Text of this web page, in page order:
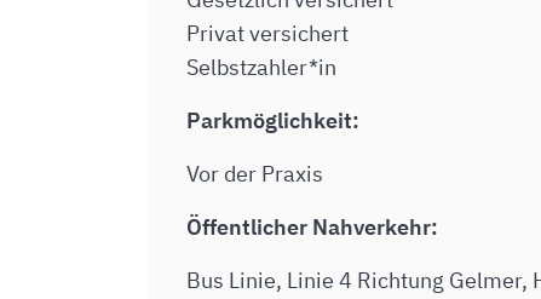
Privat versichert
Selbstzahler*in
Parkmöglichkeit:
Vor der Praxis
Öffentlicher Nahverkehr:
Bus Linie, Linie 4 Richtung Gelmer,